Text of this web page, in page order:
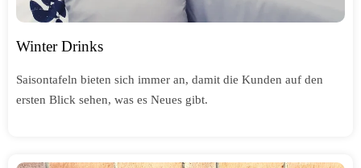
Winter Drinks
Saisontafeln bieten sich immer an, damit die Kunden auf den
ersten Blick sehen, was es Neues gibt.